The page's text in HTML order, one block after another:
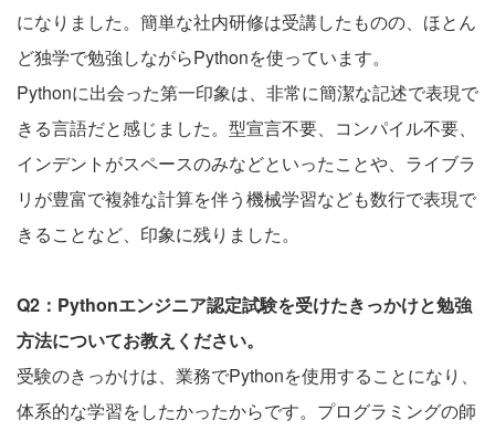
になりました。簡単な社内研修は受講したものの、ほとん
ど独学で勉強しながらPythonを使っています。
Pythonに出会った第一印象は、非常に簡潔な記述で表現で
きる言語だと感じました。型宣言不要、コンパイル不要、
インデントがスペースのみなどといったことや、ライブラ
リが豊富で複雑な計算を伴う機械学習なども数行で表現で
きることなど、印象に残りました。
Q2：Pythonエンジニア認定試験を受けたきっかけと勉強
方法についてお教えください。
受験のきっかけは、業務でPythonを使用することになり、
体系的な学習をしたかったからです。プログラミングの師